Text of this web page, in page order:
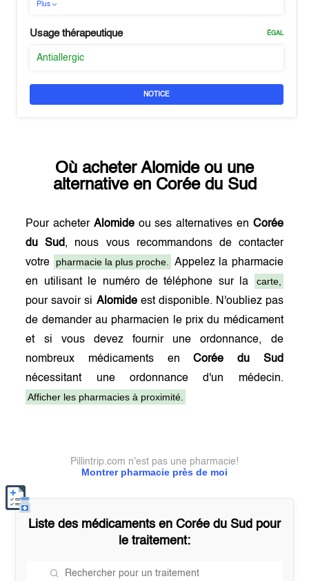
Plus
Usage thérapeutique ÉGAL
Antiallergic
NOTICE
Où acheter Alomideou une
alternative en Corée du Sud
Pour acheter Alomideou ses alternatives en Corée
du Sud, nous vous recommandons de contacter
votre
pharmacie la plus proche.
Appelez la pharmacie
en utilisant le numéro de téléphone sur la
carte,
pour savoir si Alomideest disponible. N'oubliez pas
de demander au pharmacien le prix du médicament
et si vous devez fournir une ordonnance, de
nombreux médicaments enCorée du Sud
nécessitant une ordonnance d'un médecin.
Afficher les pharmacies à proximité.
Montrer pharmacie près de moi
Pillintrip.com n'est pas une pharmacie!
Liste des médicaments en Corée du Sud pour
le traitement: